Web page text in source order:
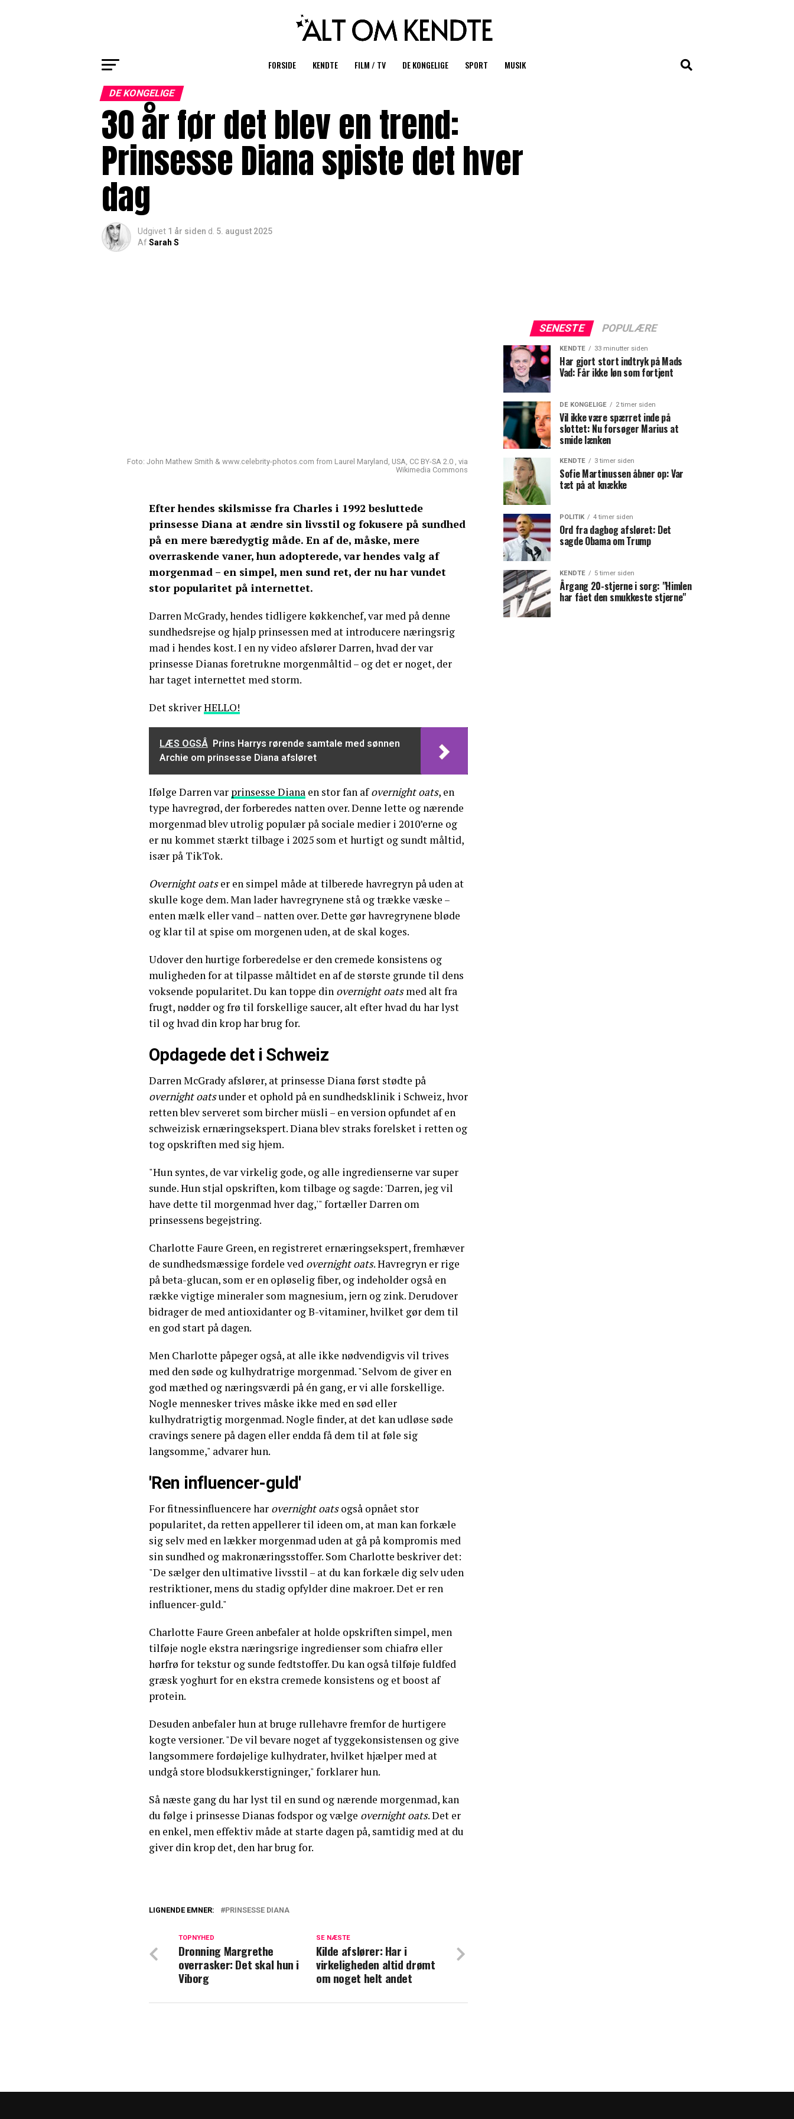
FORSIDE KENDTE FILM / TV DE KONGELIGE SPORT MUSIK
DE KONGELIGE
30 år før det blev en trend:
Prinsesse Diana spiste det hver
dag
Udgivet 1 år siden d. 5. august 2025
AfSarah S
Foto: John Mathew Smith & www.celebrity-photos.com from Laurel Maryland, USA, CC BY-SA 2.0 , via
Wikimedia Commons
Efter hendes skilsmisse fra Charles i 1992 besluttede
prinsesse Diana at ændre sin livsstil og fokusere på sundhed
på en mere bæredygtig måde. En af de, måske, mere
overraskende vaner, hun adopterede, var hendes valg af
morgenmad – en simpel, men sund ret, der nu har vundet
stor popularitet på internettet.
Darren McGrady, hendes tidligere køkkenchef, var med på denne
sundhedsrejse og hjalp prinsessen med at introducere næringsrig
mad i hendes kost. I en ny video afslører Darren, hvad der var
prinsesse Dianas foretrukne morgenmåltid – og det er noget, der
har taget internettet med storm.
Det skriverHELLO!
LÆS OGSÅ Prins Harrys rørende samtale med sønnen
Archie om prinsesse Diana afsløret
Ifølge Darren var prinsesse Diana en stor fan afovernight oats, en
type havregrød, der forberedes natten over. Denne lette og nærende
morgenmad blev utrolig populær på sociale medier i 2010’erne og
er nu kommet stærkt tilbage i 2025 som et hurtigt og sundt måltid,
især på TikTok.
Overnight oatser en simpel måde at tilberede havregryn på uden at
skulle koge dem. Man lader havregrynene stå og trække væske –
enten mælk eller vand – natten over. Dette gør havregrynene bløde
og klar til at spise om morgenen uden, at de skal koges.
Udover den hurtige forberedelse er den cremede konsistens og
muligheden for at tilpasse måltidet en af de største grunde til dens
voksende popularitet. Du kan toppe din overnight oatsmed alt fra
frugt, nødder og frø til forskellige saucer, alt efter hvad du har lyst
til og hvad din krop har brug for.
Opdagede det i Schweiz
Darren McGrady afslører, at prinsesse Diana først stødte på
overnight oatsunder et ophold på en sundhedsklinik i Schweiz, hvor
retten blev serveret som bircher müsli – en version opfundet af en
schweizisk ernæringsekspert. Diana blev straks forelsket i retten og
tog opskriften med sig hjem.
"Hun syntes, de var virkelig gode, og alle ingredienserne var super
sunde. Hun stjal opskriften, kom tilbage og sagde: 'Darren, jeg vil
have dette til morgenmad hver dag,'" fortæller Darren om
prinsessens begejstring.
Charlotte Faure Green, en registreret ernæringsekspert, fremhæver
de sundhedsmæssige fordele ved overnight oats. Havregryn er rige
på beta-glucan, som er en opløselig fiber, og indeholder også en
række vigtige mineraler som magnesium, jern og zink. Derudover
bidrager de med antioxidanter og B-vitaminer, hvilket gør dem til
en god start på dagen.
Men Charlotte påpeger også, at alle ikke nødvendigvis vil trives
med den søde og kulhydratrige morgenmad. "Selvom de giver en
god mæthed og næringsværdi på én gang, er vi alle forskellige.
Nogle mennesker trives måske ikke med en sød eller
kulhydratrigtig morgenmad. Nogle finder, at det kan udløse søde
cravings senere på dagen eller endda få dem til at føle sig
langsomme," advarer hun.
'Ren influencer-guld'
For fitnessinfluencere har overnight oatsogså opnået stor
popularitet, da retten appellerer til ideen om, at man kan forkæle
sig selv med en lækker morgenmad uden at gå på kompromis med
sin sundhed og makronæringsstoffer. Som Charlotte beskriver det:
"De sælger den ultimative livsstil – at du kan forkæle dig selv uden
restriktioner, mens du stadig opfylder dine makroer. Det er ren
influencer-guld."
Charlotte Faure Green anbefaler at holde opskriften simpel, men
tilføje nogle ekstra næringsrige ingredienser som chiafrø eller
hørfrø for tekstur og sunde fedtstoffer. Du kan også tilføje fuldfed
græsk yoghurt for en ekstra cremede konsistens og et boost af
protein.
Desuden anbefaler hun at bruge rullehavre fremfor de hurtigere
kogte versioner. "De vil bevare noget af tyggekonsistensen og give
langsommere fordøjelige kulhydrater, hvilket hjælper med at
undgå store blodsukkerstigninger," forklarer hun.
Så næste gang du har lyst til en sund og nærende morgenmad, kan
du følge i prinsesse Dianas fodspor og vælge overnight oats. Det er
en enkel, men effektiv måde at starte dagen på, samtidig med at du
giver din krop det, den har brug for.
Prinsesse Dianas niece vækker stor begejstring: Her er den
søde årsag
LIGNENDE EMNER: PRINSESSE DIANA
SE NÆSTE
Kilde afslører: Har i
virkeligheden altid drømt
om noget helt andet
TOPNYHED
Dronning Margrethe
overrasker: Det skal hun i
Viborg
SENESTE POPULÆRE
KENDTE 33 minutter siden
Har gjort stort indtryk på Mads
Vad: Får ikke løn som fortjent
DE KONGELIGE 2 timer siden
Vil ikke være spærret inde på
slottet: Nu forsøger Marius at
smide lænken
KENDTE 3 timer siden
Sofie Martinussen åbner op: Var
tæt på at knække
POLITIK 4 timer siden
Ord fra dagbog afsløret: Det
sagde Obama om Trump
KENDTE 5 timer siden
Årgang 20-stjerne i sorg: "Himlen
har fået den smukkeste stjerne"